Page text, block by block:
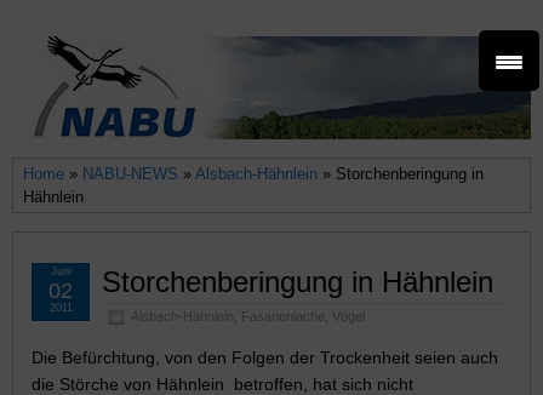
Home » NABU-NEWS » Alsbach-Hähnlein » Storchenberingung in
Hähnlein
Storchenberingung in Hähnlein
Alsbach-Hähnlein Fasanenlache Vögel
Juni
02
2011
Die Befürchtung, von den Folgen der Trockenheit seien auch
die Störche von Hähnlein betroffen, hat sich nicht